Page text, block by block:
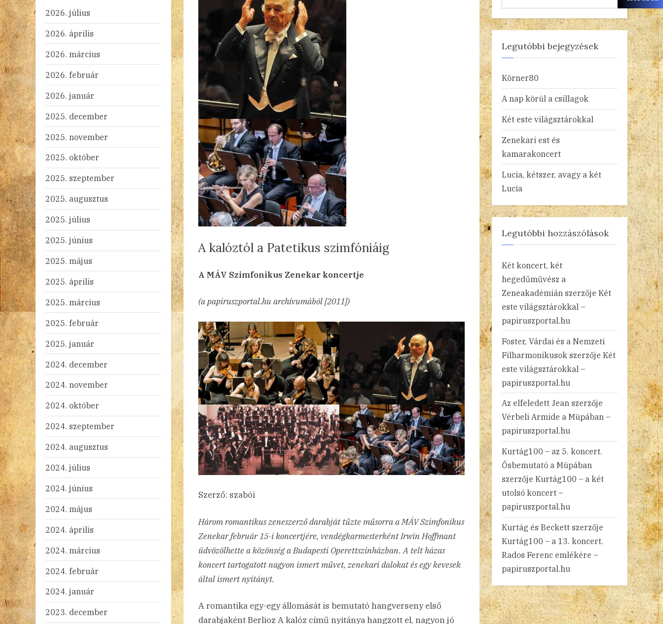
A kalóztól a Patetikus szimfóniáig
Posted
2024.10.28.
By
admin
Nincs hozzászólás
a
szimfóniáig
bejegyzéshez
A MÁV Szimfonikus Zenekar koncertje
(a papiruszportal.hu archívumából [2011])
Szerző: szabói
Három romantikus zeneszerző darabját tűzte műsorra a MÁV Szimfonikus
Zenekar február 15-i koncertjére, vendégkarmesterként Irwin Hoffmant
üdvözölhette a közönség a Budapesti Operettszínházban. A telt házas
koncert tartogatott nagyon ismert művet, zenekari dalokat és egy kevesek
által ismert nyitányt.
A romantika egy-egy állomását is bemutató hangverseny első
darabjaként Berlioz A kalóz című nyitánya hangzott el, nagyon jó
2026. július
2026. április
2026. március
2026. február
2026. január
2025. december
2025. november
2025. október
2025. szeptember
2025. augusztus
2025. július
2025. június
2025. május
2025. április
2025. március
2025. február
2025. január
2024. december
2024. november
2024. október
2024. szeptember
2024. augusztus
2024. július
2024. június
2024. május
2024. április
2024. március
2024. február
2024. január
2023. december
Legutóbbi bejegyzések
Körner80
A nap körül a csillagok
Két este világsztárokkal
Zenekari est és
kamarakoncert
Lucia, kétszer, avagy a két
Lucia
Legutóbbi hozzászólások
Két koncert, két
hegedűművész a
Zeneakadémián szerzője Két
este világsztárokkal –
papiruszportal.hu
Foster, Várdai és a Nemzeti
Filharmonikusok szerzője Két
este világsztárokkal –
papiruszportal.hu
Az elfeledett Jean szerzője
Vérbeli Armide a Müpában –
papiruszportal.hu
Kurtág100 – az 5. koncert.
Ősbemutató a Müpában
szerzője Kurtág100 – a két
utolsó koncert –
papiruszportal.hu
Kurtág és Beckett szerzője
Kurtág100 – a 13. koncert.
Rados Ferenc emlékére –
papiruszportal.hu